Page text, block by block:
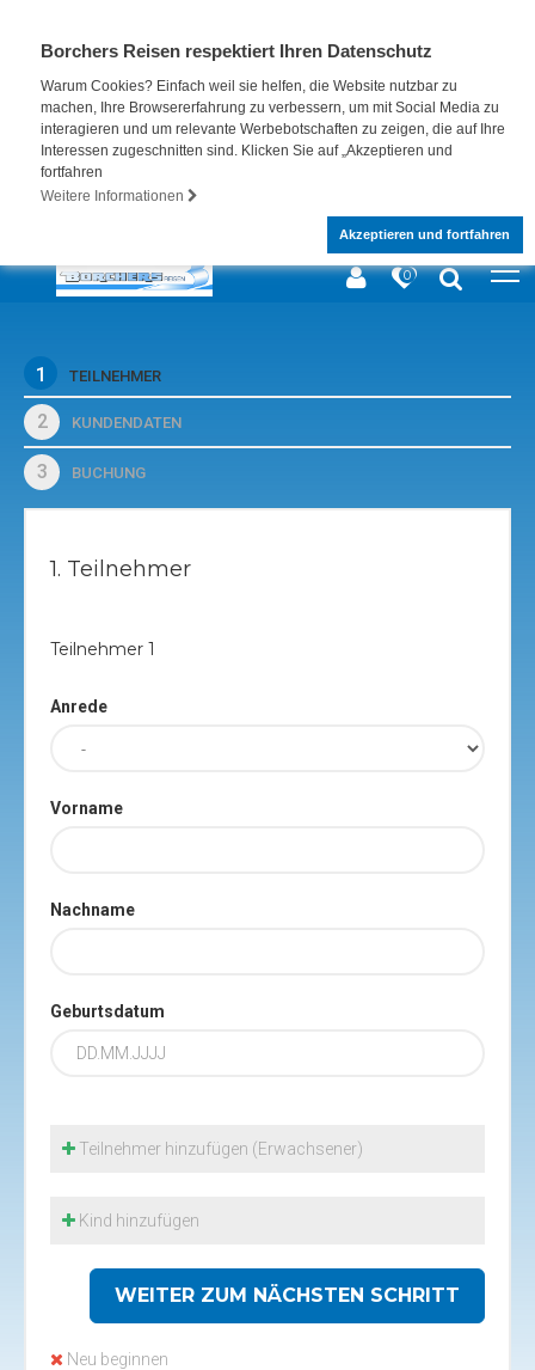
Borchers Reisen respektiert Ihren Datenschutz
Warum Cookies? Einfach weil sie helfen, die Website nutzbar zu
machen, Ihre Browsererfahrung zu verbessern, um mit Social Media zu
interagieren und um relevante Werbebotschaften zu zeigen, die auf Ihre
Interessen zugeschnitten sind. Klicken Sie auf „Akzeptieren und
fortfahren
Weitere Informationen
Akzeptieren und fortfahren
0
1 TEILNEHMER
2 KUNDENDATEN
3 BUCHUNG
1. Teilnehmer
Teilnehmer 1
Anrede
Vorname
Nachname
Geburtsdatum
Teilnehmer hinzufügen (Erwachsener)
Kind hinzufügen
WEITER ZUM NÄCHSTEN SCHRITT
Neu beginnen